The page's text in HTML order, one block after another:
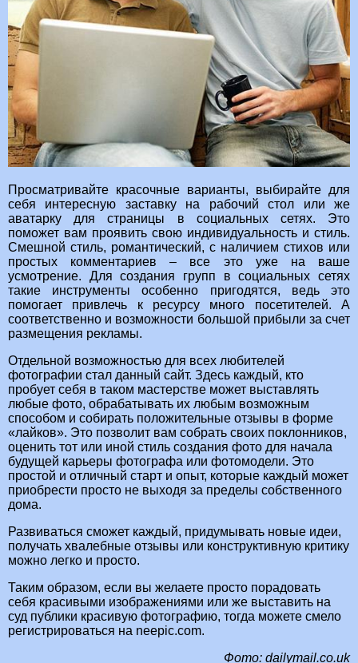
Просматривайте красочные варианты, выбирайте для
себя интересную заставку на рабочий стол или же
аватарку для страницы в социальных сетях. Это
поможет вам проявить свою индивидуальность и стиль.
Смешной стиль, романтический, с наличием стихов или
простых комментариев – все это уже на ваше
усмотрение. Для создания групп в социальных сетях
такие инструменты особенно пригодятся, ведь это
помогает привлечь к ресурсу много посетителей. А
соответственно и возможности большой прибыли за счет
размещения рекламы.
Отдельной возможностью для всех любителей
фотографии стал данный сайт. Здесь каждый, кто
пробует себя в таком мастерстве может выставлять
любые фото, обрабатывать их любым возможным
способом и собирать положительные отзывы в форме
«лайков». Это позволит вам собрать своих поклонников,
оценить тот или иной стиль создания фото для начала
будущей карьеры фотографа или фотомодели. Это
простой и отличный старт и опыт, которые каждый может
приобрести просто не выходя за пределы собственного
дома.
Развиваться сможет каждый, придумывать новые идеи,
получать хвалебные отзывы или конструктивную критику
можно легко и просто.
Таким образом, если вы желаете просто порадовать
себя красивыми изображениями или же выставить на
суд публики красивую фотографию, тогда можете смело
регистрироваться на neepic.com.
Фото: dailymail.co.uk